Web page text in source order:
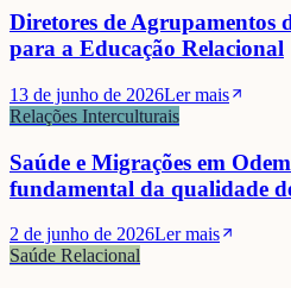
Diretores de Agrupamentos
para a Educação Relacional
13 de junho de 2026Ler mais
Relações Interculturais
Saúde e Migrações em
fundamental da qualidade
2 de junho de 2026Ler mais
Saúde Relacional